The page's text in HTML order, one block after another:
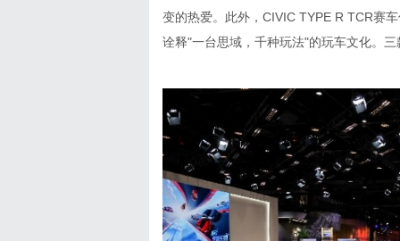
变的热爱。此外，CIVIC TYPE R TCR赛
诠释"一台思域，千种玩法"的玩车文化。